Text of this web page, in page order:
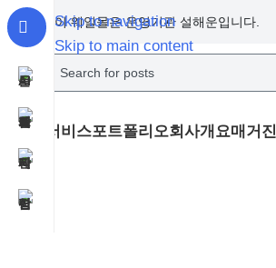
Skip to navigation
Skip to main content
이 웨일몰은 운영기관 설해운입니다.
서비스포트폴리오회사개요매거진